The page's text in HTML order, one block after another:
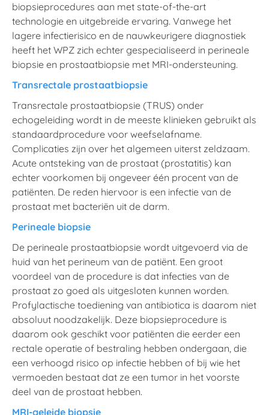
biopsieprocedures aan met state-of-the-art
technologie en uitgebreide ervaring. Vanwege het
lagere infectierisico en de nauwkeurigere diagnostiek
heeft het WPZ zich echter gespecialiseerd in perineale
biopsie en prostaatbiopsie met MRI-ondersteuning.
Transrectale prostaatbiopsie
Transrectale prostaatbiopsie (TRUS) onder
echogeleiding wordt in de meeste klinieken gebruikt als
standaardprocedure voor weefselafname.
Complicaties zijn over het algemeen uiterst zeldzaam.
Acute ontsteking van de prostaat (prostatitis) kan
echter voorkomen bij ongeveer één procent van de
patiënten. De reden hiervoor is een infectie van de
prostaat met bacteriën uit de darm.
Perineale biopsie
De perineale prostaatbiopsie wordt uitgevoerd via de
huid van het perineum van de patiënt. Een groot
voordeel van de procedure is dat infecties van de
prostaat zo goed als uitgesloten kunnen worden.
Profylactische toediening van antibiotica is daarom niet
absoluut noodzakelijk. Deze biopsieprocedure is
daarom ook geschikt voor patiënten die eerder een
rectale operatie of bestraling hebben ondergaan, die
een verhoogd risico op infectie hebben of bij wie het
vermoeden bestaat dat ze een tumor in het voorste
deel van de prostaat hebben.
MRI-geleide biopsie